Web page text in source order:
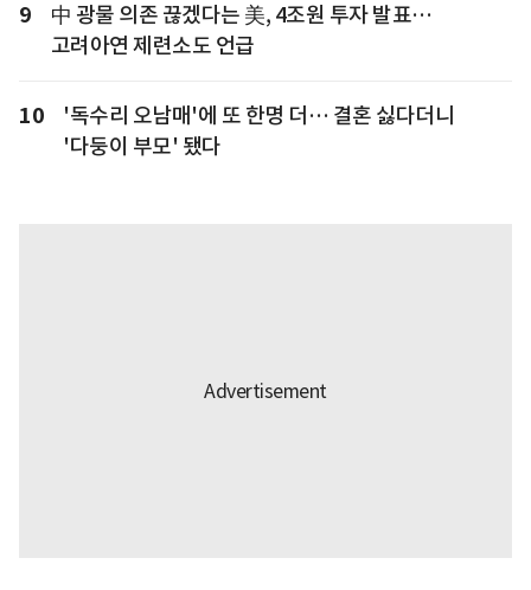
9
中 광물 의존 끊겠다는 美, 4조원 투자 발표…
고려아연 제련소도 언급
10
'독수리 오남매'에 또 한명 더… 결혼 싫다더니
'다둥이 부모' 됐다